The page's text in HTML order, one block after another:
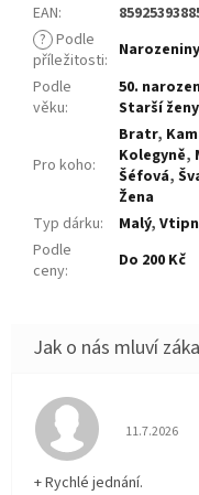
EAN:
? Podle
příležitosti: Narozeniny
Podle
věku:
50.
Starší ženy
Pro koho:
Bratr,
Kolegyně,
Šéfová,
Žena
Typ dárku: Malý,
Podle
ceny: Do 200 Kč
Hodnocení
11.7.2026
+ Rychlé jednání.